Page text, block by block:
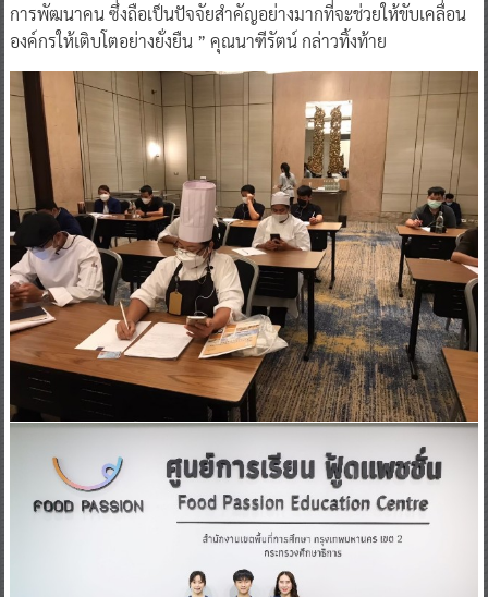
การพัฒนาคน ซึ่งถือเป็นปัจจัยสำคัญอย่างมากที่จะช่วยให้ขับเคลื่อน
องค์กรให้เติบโตอย่างยั่งยืน ” คุณนาฑีรัตน์ กล่าวทิ้งท้าย